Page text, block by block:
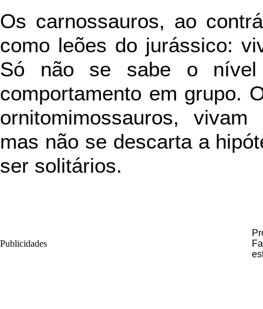
Os carnossauros, ao
como leões do jurássico:
Só não se sabe o nível
comportamento em grupo.
ornitomimossauros,
mas não se descarta a
ser solitários.
Publicidades